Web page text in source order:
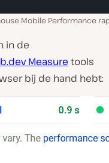
Mobile Performance
in de
Measure tools
bij de hand hebt: